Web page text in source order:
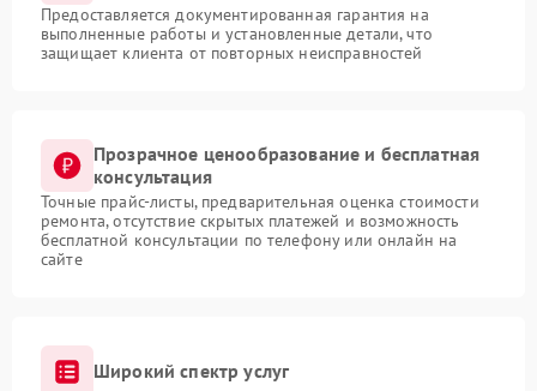
Предоставляется документированная гарантия на
выполненные работы и установленные детали, что
защищает клиента от повторных неисправностей
Прозрачное ценообразование и бесплатная
консультация
Точные прайс-листы, предварительная оценка стоимости
ремонта, отсутствие скрытых платежей и возможность
бесплатной консультации по телефону или онлайн на
сайте
Широкий спектр услуг